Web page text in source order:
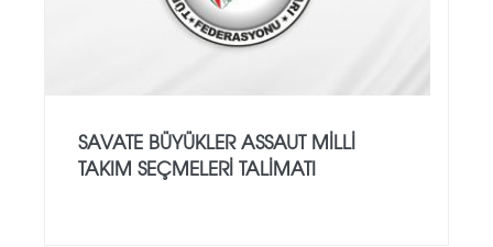
SAVATE BÜYÜKLER ASSAUT MİLLİ
TAKIM SEÇMELERİ TALİMATI